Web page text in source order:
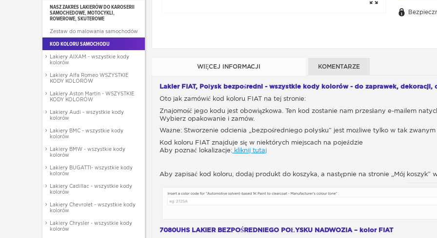
NASZ ZAKRES LAKIERÓW DO KAROSERII
SAMOCHEDOWE, MOTOCYKLI,
ROWEROWE, SKUTEROWE
Zestaw do malowania samochodów
KOD KOLORU SAMOCHODU
Lakiery AIXAM - wszystkie kody
kolorów
Lakiery Alfa Romeo WSZYSTKIE
KODY KOLORÓW
Lakiery Aston Martin - WSZYSTKIE
KODY KOLORÓW
Lakiery Audi - wszystkie kody
kolorów
Lakiery BMC - wszystkie kody
kolorów
Lakiery BMW - wszystkie kody
kolorów
Lakiery BUGATTI- wszystkie kody
kolorów
Lakiery Cadillac - wszystkie kody
kolorów
Lakiery Chevrolet - wszystkie kody
kolorów
Lakiery Chrysler - wszystkie kody
kolorów
WIĘCEJ INFORMACJI KOMENTARZE
Lakier FIAT, Połysk bezpośredni - wszystkie kody kolorów - do zaprawek, dekoracji,
Oto jak zamówić kod koloru FIAT na tej stronie:
Znajomość jego kodu jest obowiązkowa. Ten kod zostanie nam przesłany e-mailem
Wybierz opakowanie i zamów.
Ważne: Stworzenie odcienia „bezpośredniego połysku” jest możliwe tylko w tak
Kod koloru FIAT znajduje się w niektórych miejscach na pojeździe
Aby poznać lokalizacje: kliknij tutaj
Aby zapisać kod koloru, dodaj produkt do koszyka, a następnie na stronie „Mój
7080UHS LAKIER BEZPOŚREDNIEGO POŁYSKU NADWOZIA – kolor FIAT